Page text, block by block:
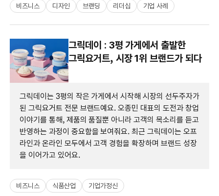
비즈니스 디자인 브랜딩 리더십 기업 사례
그릭데이 : 3평 가게에서 출발한
그릭요거트, 시장 1위 브랜드가 되다
그릭데이는 3평의 작은 가게에서 시작해 시장의 선두주자가
된 그릭요거트 전문 브랜드예요. 오종민 대표의 도전과 창업
이야기를 통해, 제품의 품질뿐 아니라 고객의 목소리를 듣고
반영하는 과정이 중요함을 보여줘요. 최근 그릭데이는 오프
라인과 온라인 모두에서 고객 경험을 확장하며 브랜드 성장
을 이어가고 있어요.
비즈니스 식품산업 기업가정신